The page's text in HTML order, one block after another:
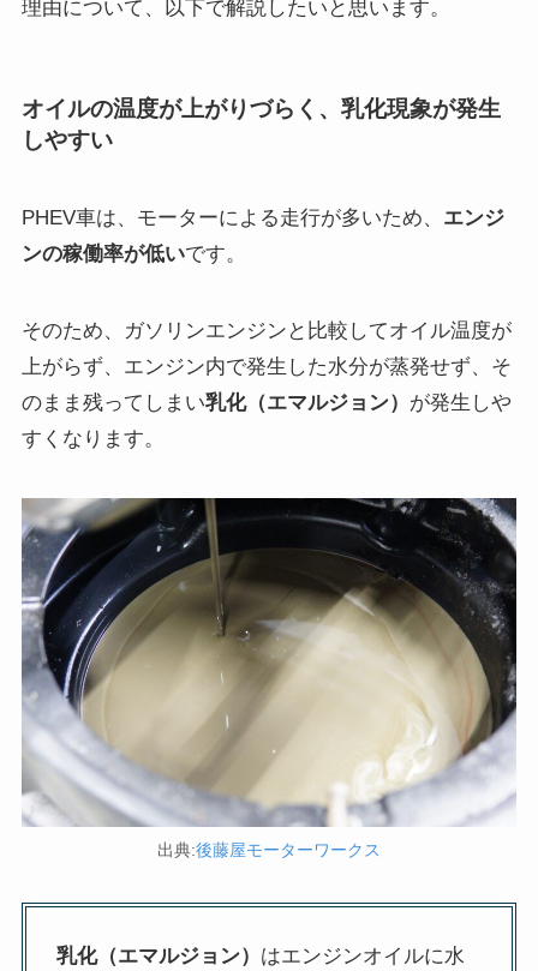
理由について、以下で解説したいと思います。
オイルの温度が上がりづらく、乳化現象が発生
しやすい
PHEV車は、モーターによる走行が多いため、 エンジ
ンの稼働率が低いです。
そのため、ガソリンエンジンと比較してオイル温度が
上がらず、エンジン内で発生した水分が蒸発せず、そ
のまま残ってしまい乳化（エマルジョン） が発生しや
すくなります。
出典:後藤屋モーターワークス
乳化（エマルジョン） はエンジンオイルに水